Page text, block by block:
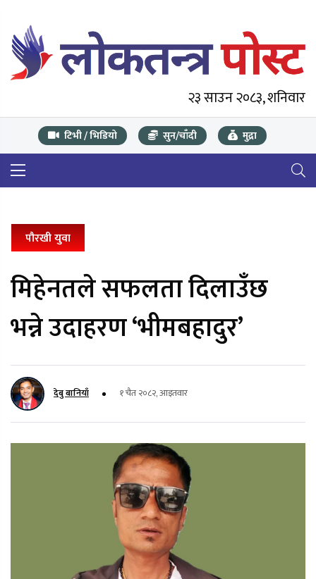
२३ साउन २०८३, शनिवार
टिभी / भिडियो सुन/चाँदी मुद्रा
पौरखी युवा
मिहेनतले सफलता दिलाउँछ
भन्ने उदाहरण ‘भीमबहादुर’
देबु बानियाँ १ चैत २०८२, आइतवार